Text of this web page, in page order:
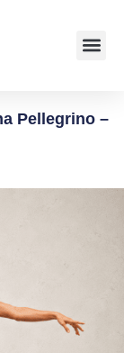
Pellegrino –